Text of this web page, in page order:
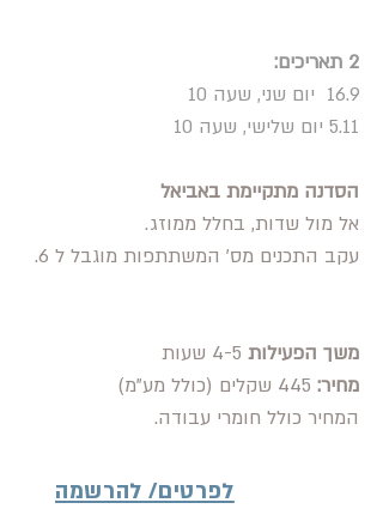
2 תאריכים:
16.9 יום שני, שעה 10
5.11 יום שלישי, שעה 10
הסדנה מתקיימת באביאל
אל מול שדות, בחלל ממוזג.
עקב התכנים מס' המשתתפות מוגבל ל 6.
משך הפעילות
מחיר: 445 שקלים (כולל מע"מ)
המחיר כולל חומרי עבודה.
לפרטים/ להרשמה